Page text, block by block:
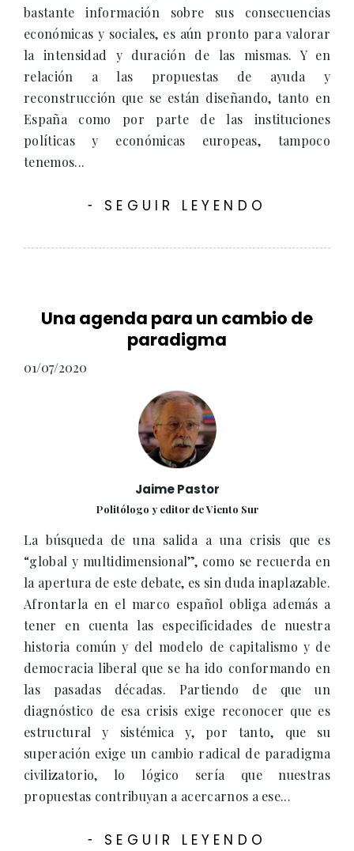
bastante información sobre sus consecuencias
económicas y sociales, es aún pronto para valorar
la intensidad y duración de las mismas. Y en
relación a las propuestas de ayuda y
reconstrucción que se están diseñando, tanto en
España como por parte de las instituciones
políticas y económicas europeas, tampoco
tenemos...
- SEGUIR LEYENDO
Una agenda para un cambio de
paradigma
01/07/2020
Jaime Pastor
Politólogo y editor de Viento Sur
La búsqueda de una salida a una crisis que es
“global y multidimensional”, como se recuerda en
la apertura de este debate, es sin duda inaplazable.
Afrontarla en el marco español obliga además a
tener en cuenta las especificidades de nuestra
historia común y del modelo de capitalismo y de
democracia liberal que se ha ido conformando en
las pasadas décadas. Partiendo de que un
diagnóstico de esa crisis exige reconocer que es
estructural y sistémica y, por tanto, que su
superación exige un cambio radical de paradigma
civilizatorio, lo lógico sería que nuestras
propuestas contribuyan a acercarnos a ese...
- SEGUIR LEYENDO